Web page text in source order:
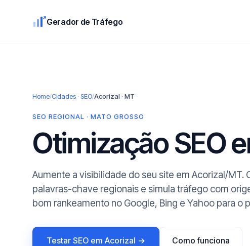
Gerador de Tráfego
Home/Cidades · SEO/Acorizal · MT
SEO REGIONAL · MATO GROSSO
Otimização SEO
Aumente a visibilidade do seu site em Acorizal/MT.
palavras-chave regionais e simula tráfego com
bom rankeamento no Google, Bing e Yahoo para o
Testar SEO em Acorizal → Como funciona